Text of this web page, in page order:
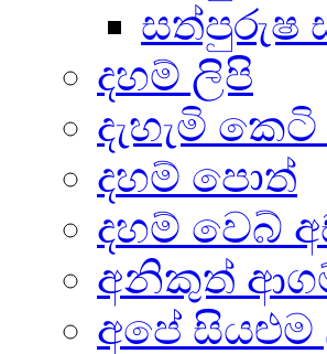
සත්පුරුෂ
දහම් ලිපි
දැහැමි
දහම් පොත්
දහම් වෙබ්
අනිකුත්
අපේ සියළුම